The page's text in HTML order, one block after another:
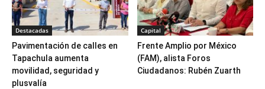
Destacadas
Pavimentación de calles en
Tapachula aumenta
movilidad, seguridad y
plusvalía
Capital
Frente Amplio por México
(FAM), alista Foros
Ciudadanos: Rubén Zuarth